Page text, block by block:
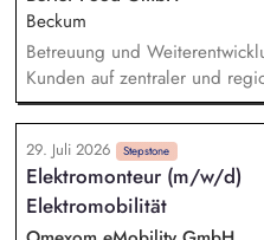
Arbeit. Planung,
Einzelcoachings,
arbeitsmarkt- und
persönlichen und sozialen
Krisenintervention und
Netzwerkpartner.
Beckum
Betreuung und
Kunden auf zentraler und
Umsatz-, Absatz- und
Umsetzung
Wachstumsstrategien sowie
Geschäftsfelder.
Wettbewerbsentwicklungen
Maßnahmen auch im Sinne
29. Juli 2026 Stepstone
Elektromonteur (m/w/d)
Elektromobilität